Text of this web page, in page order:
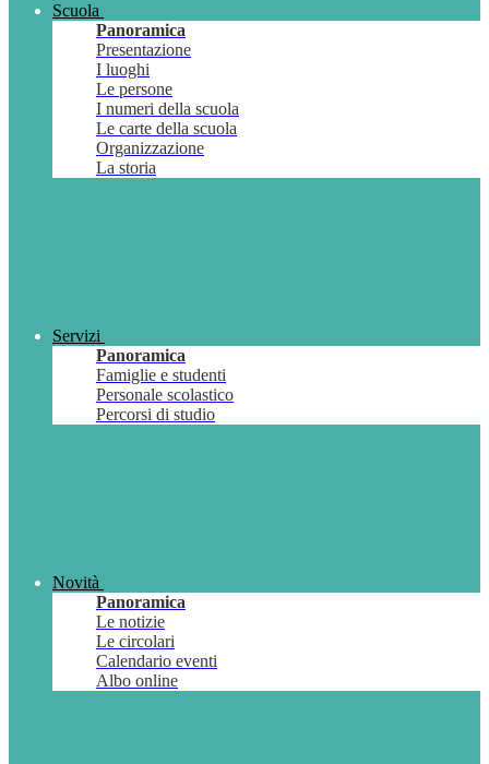
Scuola
Panoramica
Presentazione
I luoghi
Le persone
I numeri della scuola
Le carte della scuola
Organizzazione
La storia
Servizi
Panoramica
Famiglie e studenti
Personale scolastico
Percorsi di studio
Novità
Panoramica
Le notizie
Le circolari
Calendario eventi
Albo online